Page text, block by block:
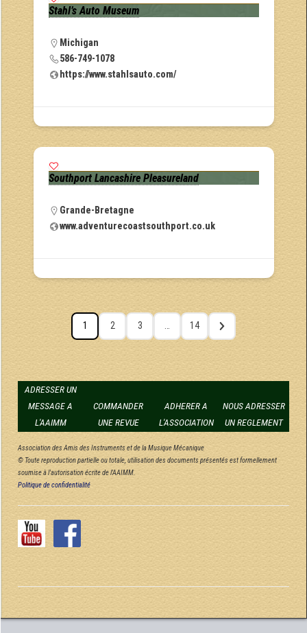
Stahl’s Auto Museum
Michigan
586-749-1078
https://www.stahlsauto.com/
Southport Lancashire Pleasureland
Grande-Bretagne
www.adventurecoastsouthport.co.uk
1 2 3 … 14
ADRESSER UN
MESSAGE A
L'AAIMM
COMMANDER
UNE REVUE
ADHERER A
L'ASSOCIATION
NOUS ADRESSER
UN REGLEMENT
Association des Amis des Instruments et de la Musique Mécanique
© Toute reproduction partielle ou totale, utilisation des documents présentés est formellement
soumise à l'autorisation écrite de l'AAIMM.
Politique de confidentialité